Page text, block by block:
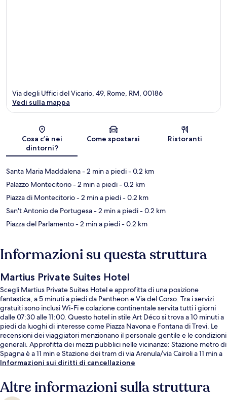
Mappa
Via degli Uffici del Vicario, 49, Rome, RM, 00186
Vedi sulla mappa
Cosa c’è nei
dintorni?
Come spostarsi Ristoranti
Santa Maria Maddalena- 2 min a piedi- 0.2 km
Palazzo Montecitorio- 2 min a piedi- 0.2 km
Piazza di Montecitorio- 2 min a piedi- 0.2 km
San't Antonio de Portugesa- 2 min a piedi- 0.2 km
Piazza del Parlamento- 2 min a piedi- 0.2 km
Informazioni su questa struttura
Martius Private Suites Hotel
Scegli Martius Private Suites Hotel e approfitta di una posizione
fantastica, a 5 minuti a piedi da Pantheon e Via del Corso. Tra i servizi
gratuiti sono inclusi Wi-Fi e colazione continentale servita tutti i giorni
dalle 07:30 alle 11:00. Questo hotel in stile Art Déco si trova a 10 minuti a
piedi da luoghi di interesse come Piazza Navona e Fontana di Trevi. Le
recensioni dei viaggiatori menzionano il personale gentile e le condizioni
generali. Approfitta dei mezzi pubblici nelle vicinanze: Stazione metro di
Spagna è a 11 min e Stazione dei tram di via Arenula/via Cairoli a 11 min a
piedi.
Informazioni sui diritti di cancellazione
Altre informazioni sulla struttura